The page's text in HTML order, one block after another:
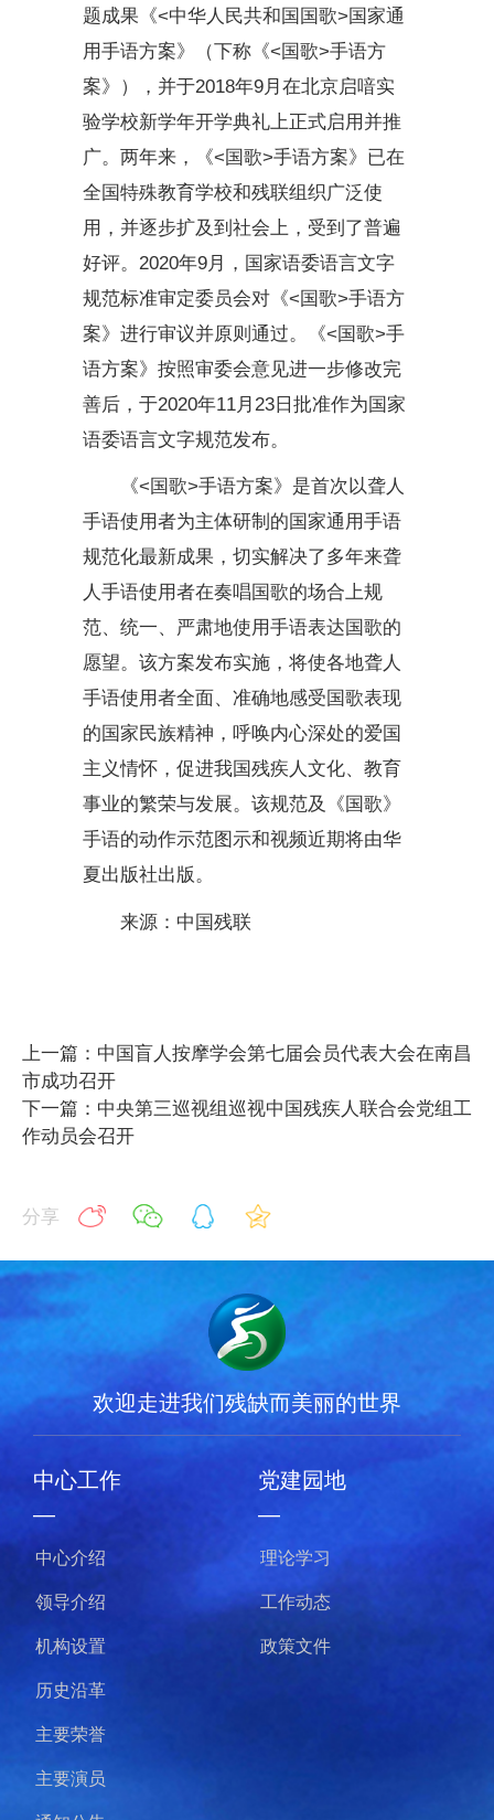
题成果《<中华人民共和国国歌>国家通
用手语方案》（下称《<国歌>手语方
案》），并于2018年9月 在北京启喑实
验学校新学年开学典礼上正式启用并推
广。两年来，
《<国歌>手语方案》 已在
全国特殊教育学校和残联组织广泛使
用，并逐步扩及到社会上，受到了普遍
好评。2020年9月，国家语委语言文字
规范标准审定委员会对《<国歌>手语方
案》进行审议并原则通过。《<国歌>手
语方案》按照审委会意见进一步修改完
善后，于2020年11月23日批准作为国家
语委语言文字规范发布。
《<国歌>手语方案》 是首次以聋人
手语使用者为主体研制的 国家通用手语
规范化最新成果，切实解决了多年来聋
人手语使用者在奏唱国歌的场合上规
范、统一、严肃地使用手语表达国歌的
愿望。该方案发布实施，将使各地聋人
手语使用者全面、准确地感受国歌表现
的国家民族精神，呼唤内心深处的爱国
主义情怀，促进我国残疾人文化、教育
事业的繁荣与发展。该规范及《国歌》
手语的动作示范图示和视频近期将由华
夏出版社出版。
来源：中国残联
上一篇：中国盲人按摩学会第七届会员代表大会在南昌
市成功召开
下一篇：中央第三巡视组巡视中国残疾人联合会党组工
作动员会召开
分享
欢迎走进我们残缺而美丽的世界
中心工作
—
中心介绍
领导介绍
机构设置
历史沿革
主要荣誉
主要演员
党建园地
—
理论学习
工作动态
政策文件